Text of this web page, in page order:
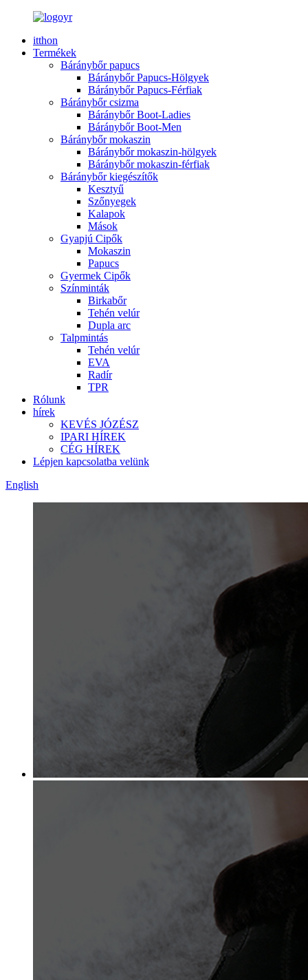
itthon
Termékek
Báránybőr papucs
Báránybőr Papucs-Hölgyek
Báránybőr Papucs-Férfiak
Báránybőr csizma
Báránybőr Boot-Ladies
Báránybőr Boot-Men
Báránybőr mokaszin
Báránybőr mokaszin-hölgyek
Báránybőr mokaszin-férfiak
Báránybőr kiegészítők
Kesztyű
Szőnyegek
Kalapok
Mások
Gyapjú Cipők
Mokaszin
Papucs
Gyermek Cipők
Színminták
Birkabőr
Tehén velúr
Dupla arc
Talpmintás
Tehén velúr
EVA
Radír
TPR
Rólunk
hírek
KEVÉS JÓZÉSZ
IPARI HÍREK
CÉG HÍREK
Lépjen kapcsolatba velünk
English